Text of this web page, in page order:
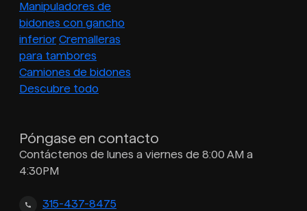
Manipuladores de
bidones con gancho
inferior Cremalleras
para tambores
Camiones de bidones
Descubre todo
Póngase en contacto
Contáctenos de lunes a viernes de 8:00 AM a
4:30PM
315-437-8475